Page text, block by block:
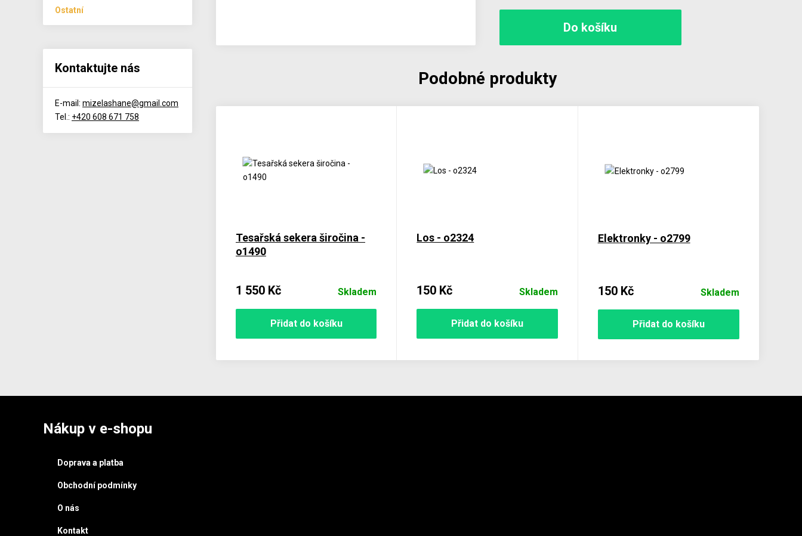
Podobné produkty
Tesařská sekera širočina -
o1490
1 550 Kč Skladem
Přidat do košíku
Los - o2324
150 Kč Skladem
Přidat do košíku
Elektronky - o2799
150 Kč Skladem
Přidat do košíku
Ostatní
Kontaktujte nás
E-mail: mizelashane@gmail.com
Tel.: +420 608 671 758
Nákup v e-shopu
Doprava a platba
Obchodní podmínky
O nás
Kontakt